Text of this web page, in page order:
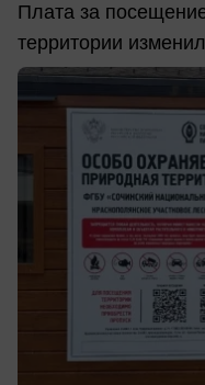
Плата за
территории